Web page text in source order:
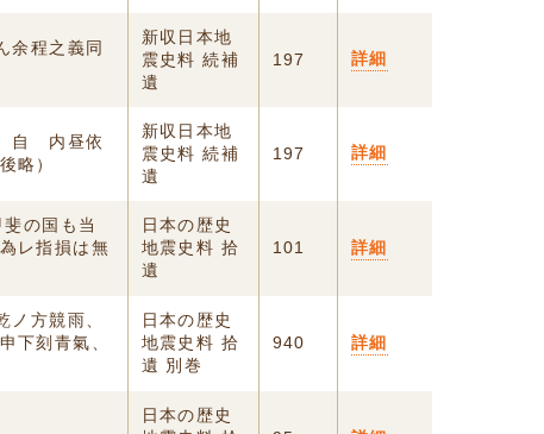
余程之義同
新収日本地
震史料 続補
遺
197 詳細
自 内昼依
略）
新収日本地
震史料 続補
遺
197 詳細
の国も当
レ指損は無
日本の歴史
地震史料 拾
遺
101 詳細
ノ方競雨、
下刻青氣、
日本の歴史
地震史料 拾
遺 別巻
940 詳細
日本の歴史